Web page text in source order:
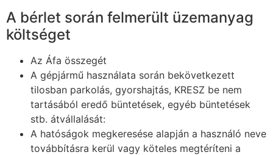
A bérlet során felmerült üzemanyag
költséget
Az Áfa összegét
A gépjármű használata során bekövetkezett
tilosban parkolás, gyorshajtás, KRESZ be nem
tartásából eredő büntetések, egyéb büntetések
stb. átvállalását:
A hatóságok megkeresése alapján a használó neve
továbbításra kerül vagy köteles megtéríteni a